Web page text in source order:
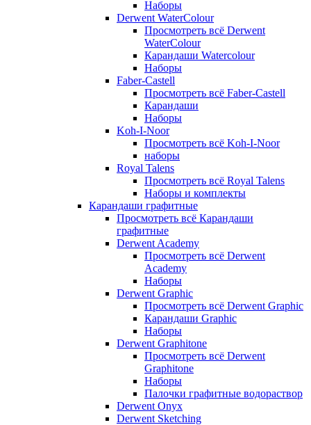
Наборы
Derwent WaterColour
Просмотреть всё Derwent
WaterColour
Карандаши Watercolour
Наборы
Faber-Castell
Просмотреть всё Faber-Castell
Карандаши
Наборы
Koh-I-Noor
Просмотреть всё Koh-I-Noor
наборы
Royal Talens
Просмотреть всё Royal Talens
Наборы и комплекты
Карандаши графитные
Просмотреть всё Карандаши
графитные
Derwent Academy
Просмотреть всё Derwent
Academy
Наборы
Derwent Graphic
Просмотреть всё Derwent Graphic
Карандаши Graphic
Наборы
Derwent Graphitone
Просмотреть всё Derwent
Graphitone
Наборы
Палочки графитные водораствор
Derwent Onyx
Derwent Sketching